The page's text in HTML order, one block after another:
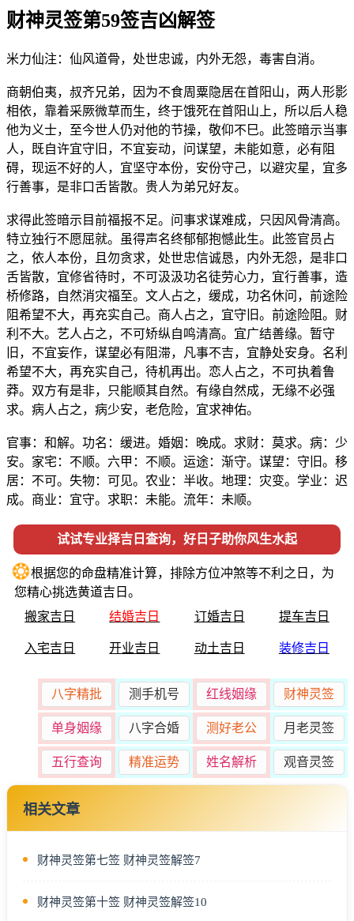
财神灵签第59签吉凶解签
米力仙注：仙风道骨，处世忠诚，内外无怨，毒害自消。
商朝伯夷，叔齐兄弟，因为不食周粟隐居在首阳山，两人形影
相依，靠着采厥微草而生，终于饿死在首阳山上，所以后人稳
他为义士，至今世人仍对他的节操，敬仰不巳。此签暗示当事
人，既自许宜守旧，不宜妄动，问谋望，未能如意，必有阻
碍，现运不好的人，宜坚守本份，安份守己，以避灾星，宜多
行善事，是非口舌皆散。贵人为弟兄好友。
求得此签暗示目前福报不足。问事求谋难成，只因风骨清高。
特立独行不愿屈就。虽得声名终郁郁抱憾此生。此签官员占
之，依人本份，且勿贪求，处世忠信诚恳，内外无怨，是非口
舌皆散，宜修省待时，不可汲汲功名徒劳心力，宜行善事，造
桥修路，自然消灾福至。文人占之，缓成，功名休问，前途险
阻希望不大，再充实自己。商人占之，宜守旧。前途险阻。财
利不大。艺人占之，不可矫纵自鸣清高。宜广结善缘。暂守
旧，不宜妄作，谋望必有阻滞，凡事不吉，宜静处安身。名利
希望不大，再充实自己，待机再出。恋人占之，不可执着鲁
莽。双方有是非，只能顺其自然。有缘自然成，无缘不必强
求。病人占之，病少安，老危险，宜求神佑。
官事：和解。功名：缓进。婚姻：晚成。求财：莫求。病：少
安。家宅：不顺。六甲：不顺。运途：渐守。谋望：守旧。移
居：不可。失物：可见。农业：半收。地理：灾变。学业：迟
成。商业：宜守。求职：未能。流年：未顺。
试试专业择吉日查询，好日子助你风生水起
❂根据您的命盘精准计算，排除方位冲煞等不利之日，为
您精心挑选黄道吉日。
搬家吉日
结婚吉日 订婚吉日 提车吉日
入宅吉日 开业吉日 动土吉日 装修吉日
八字精批 测手机号 红线姻缘 财神灵签
单身姻缘 八字合婚 测好老公 月老灵签
五行查询 精准运势 姓名解析 观音灵签
相关文章
财神灵签第七签 财神灵签解签7
财神灵签第十签 财神灵签解签10